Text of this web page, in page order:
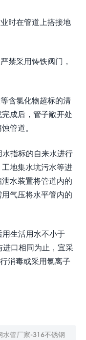
时在管道上搭接地
禁采用铸铁阀门，
含氯化物超标的清
成后，管子敞开处
管道。
指标的自来水进行
地集水坑污水等进
水装置将管道内的
气压将水平管内的
生活用水不小于
进口相同为止，宜采
消毒或采用氯离子
水管厂家-316不锈钢